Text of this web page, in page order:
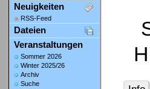
Neuigkeiten
RSS-Feed
Dateien
Veranstaltungen
Sommer 2026
Winter 2025/26
Archiv
Suche